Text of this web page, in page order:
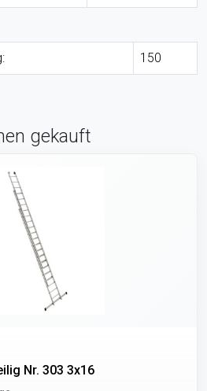
150
gekauft
Nr. 303 3x16